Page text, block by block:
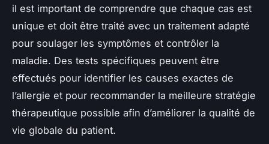
il est important de comprendre que chaque cas est
unique et doit être traité avec un traitement adapté
pour soulager les symptômes et contrôler la
maladie. Des tests spécifiques peuvent être
effectués pour identifier les causes exactes de
l’allergie et pour recommander la meilleure stratégie
thérapeutique possible afin d’améliorer la qualité de
vie globale du patient.